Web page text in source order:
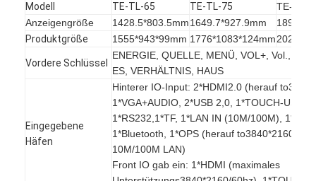
intelligentes Brett lcd
LED wechselwirkendes Whiteboard
Wechselwirkender Touch Screen Whiteboard
alle in einem wechselwirkenden whiteboard
tragbares wechselwirkendes whiteboard
Modell TE-TL-65 TE-TL-75
TE-TL-
Anzeigengröße
1428.5*803.5mm1649.7*927.9mm
Produktgröße
1555*943*99mm 1776*1083*124mm
Vordere Schlüssel
ENERGIE, QUELLE, MENÜ, VOL+, Vol.,
ES, VERHÄLTNIS, HAUS
Eingegebene
Häfen
Hinterer IO-Input: 2*HDMI2.0 (herauf
1*VGA+AUDIO, 2*USB 2,0, 1*TOUCH-USB,
1*RS232,1*TF, 1*LAN IN (10M/100M),
1*Bluetooth, 1*OPS (herauf to3840*2160/
10M/100M LAN)
Front IO gab ein: 1*HDMI (maximales